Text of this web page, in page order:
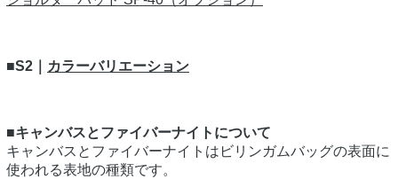
■S2｜ カラーバリエーション
■キャンバスとファイバーナイトについて
キャンバスとファイバーナイトはビリンガムバッグの表面に
使われる表地の種類です。